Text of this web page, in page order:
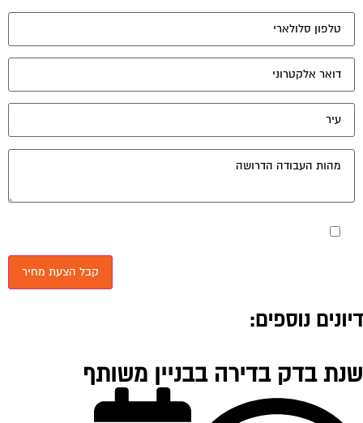
מאשר את תנאי הפרטיות
נוספים:
בדק בדירה בבניין משותף